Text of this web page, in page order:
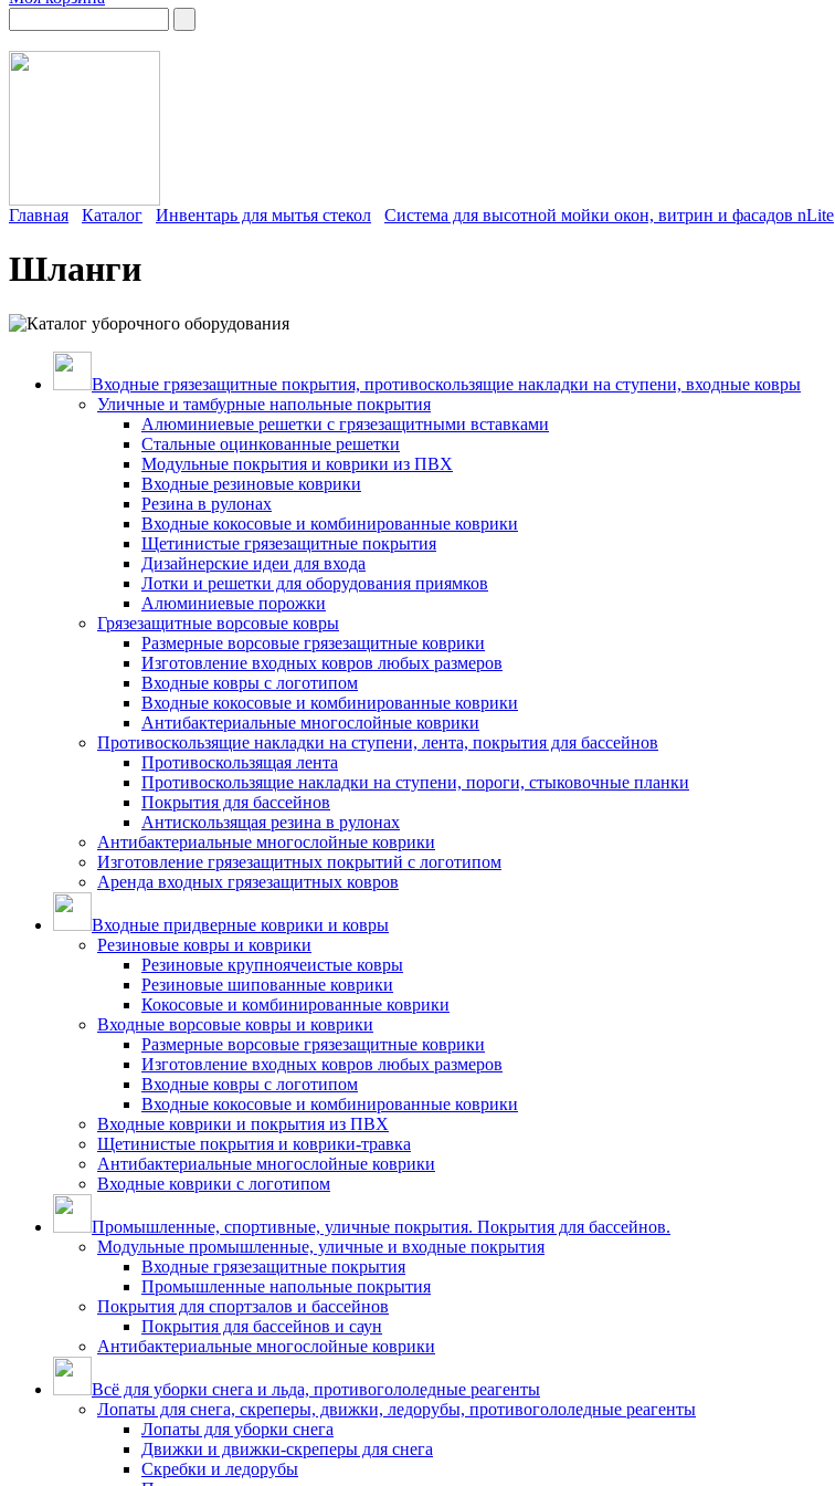
Главная Каталог Инвентарь для мытья стекол Система для высотной мойки окон, витрин и фасадов nLite
Шланги
Входные грязезащитные покрытия, противоскользящие накладки на ступени, входные ковры
Уличные и тамбурные напольные покрытия
Алюминиевые решетки с грязезащитными вставками
Стальные оцинкованные решетки
Модульные покрытия и коврики из ПВХ
Входные резиновые коврики
Резина в рулонах
Входные кокосовые и комбинированные коврики
Щетинистые грязезащитные покрытия
Дизайнерские идеи для входа
Лотки и решетки для оборудования приямков
Алюминиевые порожки
Грязезащитные ворсовые ковры
Размерные ворсовые грязезащитные коврики
Изготовление входных ковров любых размеров
Входные ковры с логотипом
Входные кокосовые и комбинированные коврики
Антибактериальные многослойные коврики
Противоскользящие накладки на ступени, лента, покрытия для бассейнов
Противоскользящая лента
Противоскользящие накладки на ступени, пороги, стыковочные планки
Покрытия для бассейнов
Антискользящая резина в рулонах
Антибактериальные многослойные коврики
Изготовление грязезащитных покрытий с логотипом
Аренда входных грязезащитных ковров
Входные придверные коврики и ковры
Резиновые ковры и коврики
Резиновые крупноячеистые ковры
Резиновые шипованные коврики
Кокосовые и комбинированные коврики
Входные ворсовые ковры и коврики
Размерные ворсовые грязезащитные коврики
Изготовление входных ковров любых размеров
Входные ковры с логотипом
Входные кокосовые и комбинированные коврики
Входные коврики и покрытия из ПВХ
Щетинистые покрытия и коврики-травка
Антибактериальные многослойные коврики
Входные коврики с логотипом
Промышленные, спортивные, уличные покрытия. Покрытия для бассейнов.
Модульные промышленные, уличные и входные покрытия
Входные грязезащитные покрытия
Промышленные напольные покрытия
Покрытия для спортзалов и бассейнов
Покрытия для бассейнов и саун
Антибактериальные многослойные коврики
Всё для уборки снега и льда, противогололедные реагенты
Лопаты для снега, скреперы, движки, ледорубы, противогололедные реагенты
Лопаты для уборки снега
Движки и движки-скреперы для снега
Скребки и ледорубы